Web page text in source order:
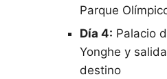
Parque
Día 4: Palacio
Yonghe y
destino